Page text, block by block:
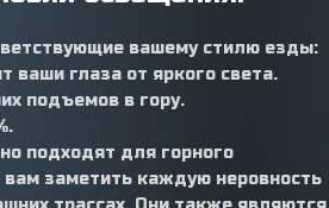
вашему стилю езды:
ваши глаза от яркого света.
подъемов в гору.
подходят для горного
вам заметить каждую неровность